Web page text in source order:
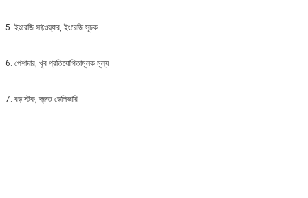
5. ইংরেজি সফ্টওয়্যার, ইংরেজি সূচক
6. পেশাদার, খুব প্রতিযোগিতামূলক মূল্য
7. বড় স্টক, দ্রুত ডেলিভারি